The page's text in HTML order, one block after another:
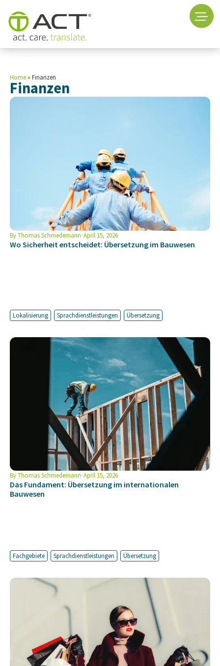
Home » Finanzen
Finanzen
ByThomas Schmedemann April 15, 2026
Wo Sicherheit entscheidet: Übersetzung im Bauwesen
Lokalisierung Sprachdienstleistungen Übersetzung
ByThomas Schmedemann April 15, 2026
Das Fundament: Übersetzung im internationalen
Bauwesen
Fachgebiete Sprachdienstleistungen Übersetzung